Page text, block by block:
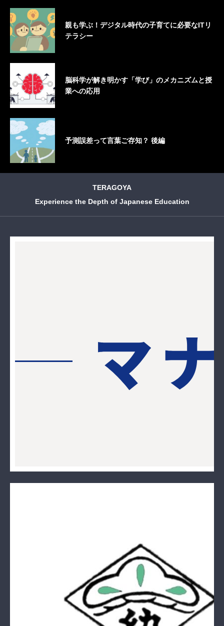
親も学ぶ！デジタル時代の子育てに必要なITリ
テラシー
脳科学が解き明かす「学び」のメカニズムと授
業への応用
予測誤差って言葉ご存知？ 後編
TERAGOYA
Experience the Depth of Japanese Education